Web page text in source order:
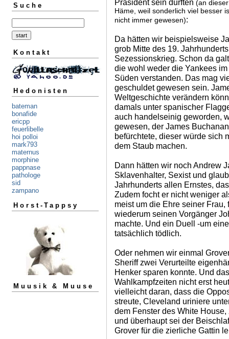
Suche
Kontakt
Hedonisten
bateman
bonafide
ericpp
feuerlibelle
hoi polloi
mark793
maternus
morphine
pappnase
pathologe
sid
zampano
Horst-Tappsy
Muusik & Muuse
Präsident sein durften (an
Häme, weil sonderlich viel besser
nicht immer gewesen):
Da hätten wir beispielsweise
grob Mitte des 19.
Sezessionskrieg. Schon da
die wohl weder die Yankees
Süden verstanden. Das mag
geschuldet gewesen sein.
Weltgeschichte verändern
damals unter spanischer
auch handelseinig geworden,
gewesen, der James
befürchtete, dieser würde sich
dem Staub machen.
Dann hätten wir noch Andrew
Sklavenhalter, Sexist und
Jahrhunderts allen Ernstes,
Zudem focht er nicht weniger
meist um die Ehre seiner Frau,
wiederum seinen Vorgänger
machte. Und ein Duell -um
tatsächlich tödlich.
Oder nehmen wir einmal
Sheriff zwei Verurteilte
Henker sparen konnte. Und
Wahlkampfzeiten nicht erst
vielleicht daran, dass die
streute, Cleveland uriniere
dem Fenster des White
und überhaupt sei der
Grover für die zierliche Gattin